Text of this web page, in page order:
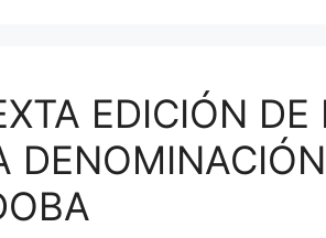
EDICIÓN